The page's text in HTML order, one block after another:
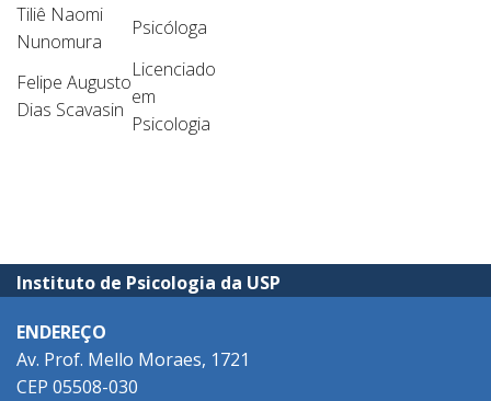
Tiliê Naomi
Nunomura
Psicóloga
Felipe Augusto
Dias Scavasin
Licenciado
em
Psicologia
Instituto de Psicologia da USP
ENDEREÇO
Av. Prof. Mello Moraes, 1721
CEP 05508-030